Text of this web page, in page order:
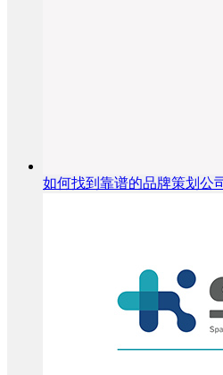
如何找到靠谱的品牌策划公